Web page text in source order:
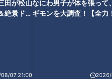
田が松山
絶景ドラ
07 21:00
なにわ男子が体を張って
ギモンを大調査！【全力
2026/
まもなく猛暑予想の夏がやって
来る！人気米コシヒカリの受難